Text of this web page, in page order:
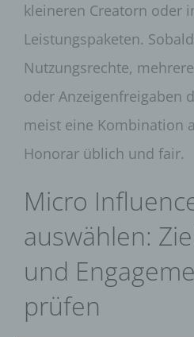
kleineren Creatorn oder
Leistungspaketen.
Nutzungsrechte,
oder Anzeigenfreigaben
meist eine Kombination
Honorar üblich und fair.
Micro
auswählen:
und
prüfen